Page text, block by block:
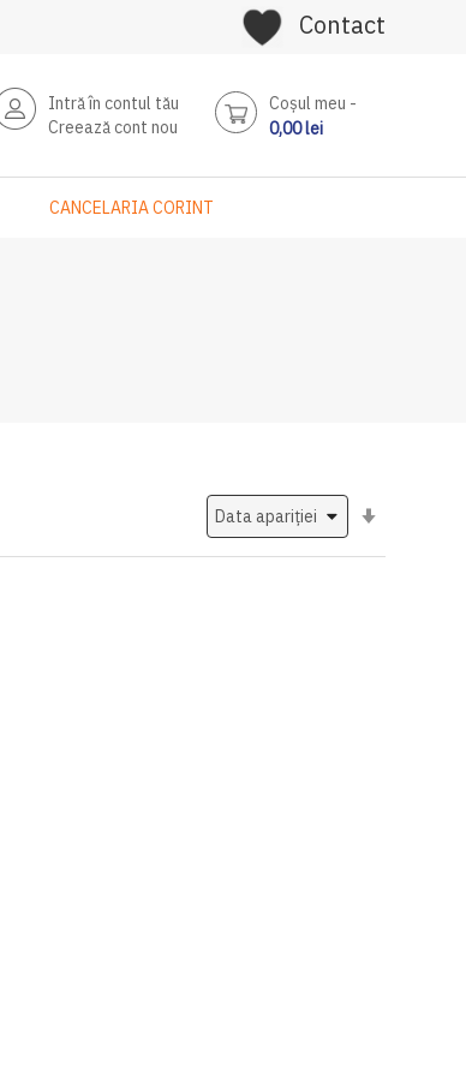
Contact
Intră în contul tău
Creează cont nou
Coşul meu
0,00 lei
CANCELARIA CORINT